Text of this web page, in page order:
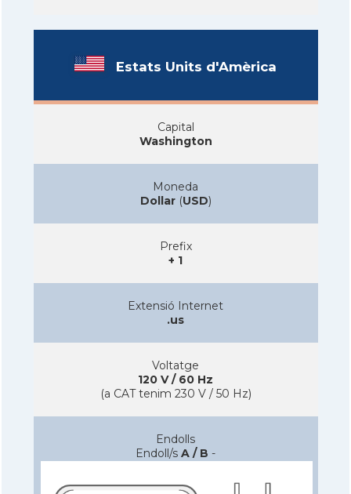
Estats Units d'Amèrica
Capital
Washington
Moneda
Dollar(USD)
Prefix
+ 1
Extensió Internet
.us
Voltatge
120 V / 60 Hz
(a CAT tenim 230 V / 50 Hz)
Endolls
Endoll/s A / B -